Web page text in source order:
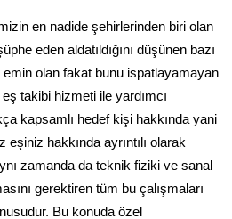
en nadide şehirlerinden biri olan
eden aldatıldığını düşünen bazı
emin olan fakat bunu ispatlayamayan
takibi hizmeti ile yardımcı
kapsamlı hedef kişi hakkında yani
hakkında ayrıntılı olarak
zamanda da teknik fiziki ve sanal
gerektiren tüm bu çalışmaları
Bu konuda özel